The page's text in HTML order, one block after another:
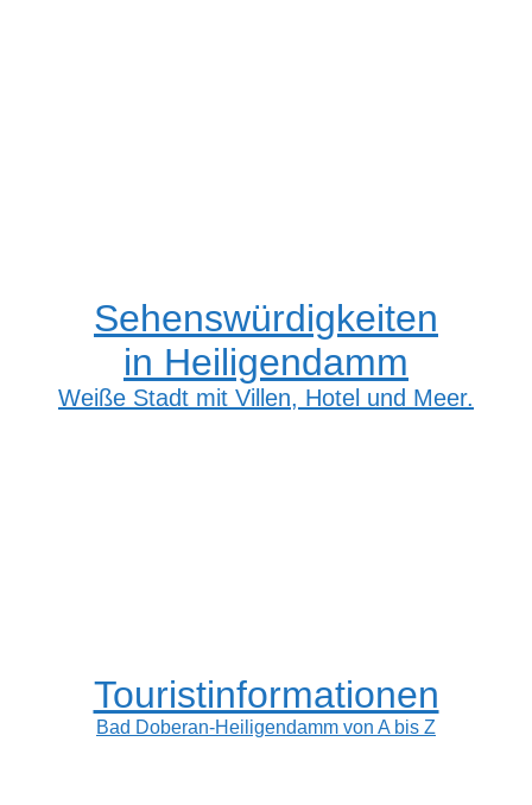
Sehenswürdigkeiten
in Heiligendamm
Weiße Stadt mit Villen, Hotel und Meer.
Touristinformationen
Bad Doberan-Heiligendamm von A bis Z